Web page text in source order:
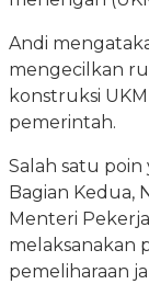
Andi
mengecilkan
konstruksi
pemerintah.
Salah satu
Bagian Kedua,
Menteri
melaksanakan
pemeliharaan